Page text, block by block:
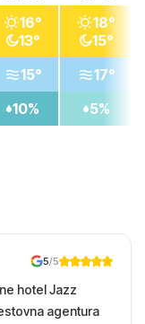
16°
13°
15°
10%
18°
15°
17°
5%
5/5
hotel Jazz
agentura